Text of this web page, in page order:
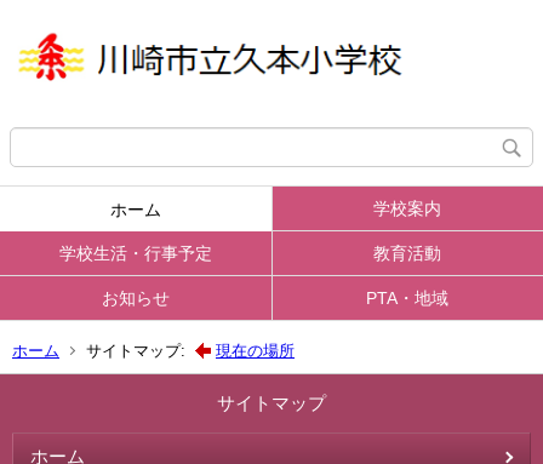
ホーム 学校案内
学校生活・行事予定 教育活動
お知らせ PTA・地域
ホーム サイトマップ: 現在の場所
サイトマップ
ホーム